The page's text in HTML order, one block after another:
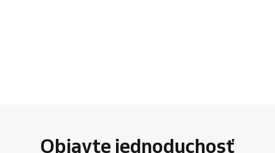
Objavte jednoduchosť